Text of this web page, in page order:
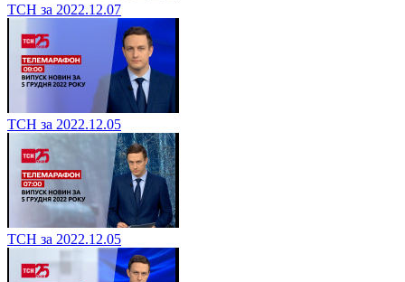
ТСН за 2022.12.07
ТСН за 2022.12.05
ТСН за 2022.12.05